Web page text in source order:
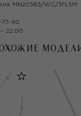
MN20383/WG/3FLSM
77-90
22:00